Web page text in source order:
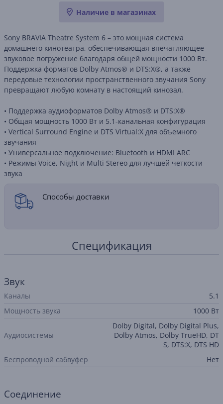
Наличие в магазинах
Sony BRAVIA Theatre System 6 – это мощная система
домашнего кинотеатра, обеспечивающая впечатляющее
звуковое погружение благодаря общей мощности 1000 Вт.
Поддержка форматов Dolby Atmos® и DTS:X®, а также
передовые технологии пространственного звучания Sony
превращают любую комнату в настоящий кинозал.
• Поддержка аудиоформатов Dolby Atmos® и DTS:X®
• Общая мощность 1000 Вт и 5.1-канальная конфигурация
• Vertical Surround Engine и DTS Virtual:X для объемного
звучания
• Универсальное подключение: Bluetooth и HDMI ARC
• Режимы Voice, Night и Multi Stereo для лучшей четкости
звука
Способы доставки
Спецификация
Звук
Каналы
5.1
Мощность звука
1000 Вт
Аудиосистемы
Dolby Digital, Dolby Digital Plus,
Dolby Atmos, Dolby TrueHD, DT
S, DTS:X, DTS HD
Беспроводной сабвуфер
Нет
Соединение